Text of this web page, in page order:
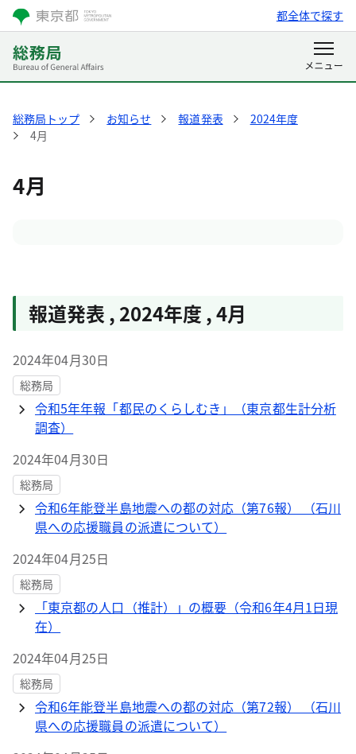
都全体で探す
総務局トップ お知らせ 報道発表
2024年度
4月
4月
報道発表 , 2024年度 ,4月
2024年04月30日
総務局
令和5年年報「都民のくらしむき」（東京都生計分析
調査）
2024年04月30日
総務局
令和6年能登半島地震への都の対応（第76報） （石川
県への応援職員の派遣について）
2024年04月25日
総務局
「東京都の人口（推計）」の概要（令和6年4月1日現
在）
2024年04月25日
総務局
令和6年能登半島地震への都の対応（第72報） （石川
県への応援職員の派遣について）